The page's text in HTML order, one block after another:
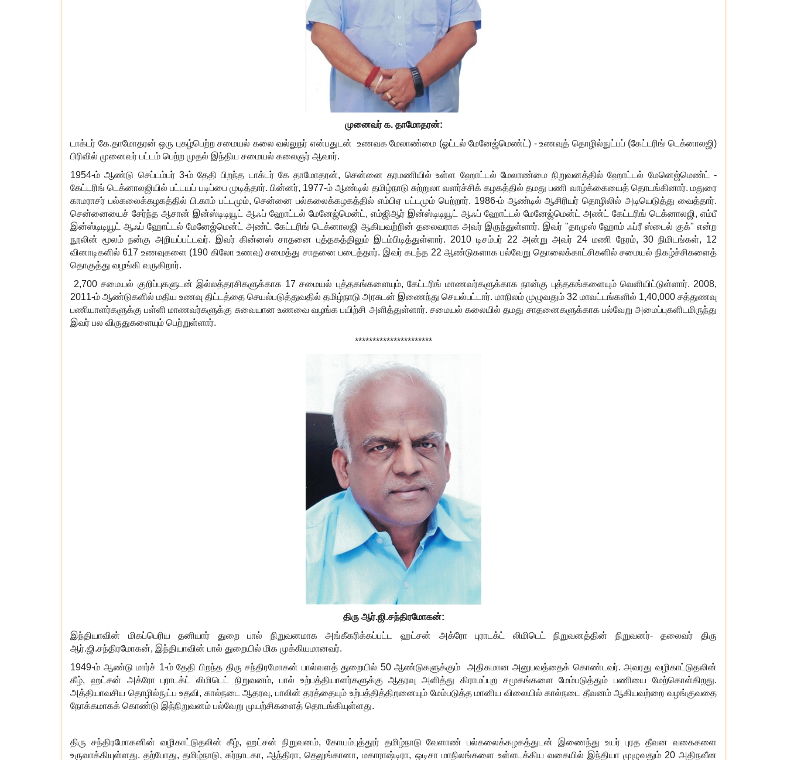
முனைவர் க. தாமோதரன்:
டாக்டர் கே.தாமோதரன் ஒரு புகழ்பெற்ற சமையல் கலை வல்லுநர் என்பதுடன் உணவக மேலாண்மை (ஓட்டல் மேனேஜ்மெண்ட்) - உணவுத் தொழில்நுட்பப் (கேட்டரிங் டெக்னாலஜி)
பிரிவில் முனைவர் பட்டம் பெற்ற முதல் இந்திய சமையல் கலைஞர் ஆவார்.
1954-ம் ஆண்டு செப்டம்பர் 3-ம் தேதி பிறந்த டாக்டர் கே தாமோதரன், சென்னை தரமணியில் உள்ள ஹோட்டல் மேலாண்மை நிறுவனத்தில் ஹோட்டல் மேனெஜ்மெண்ட் -
கேட்டரிங் டெக்னாலஜியில் பட்டயப் படிப்பை முடித்தார். பின்னர், 1977-ம் ஆண்டில் தமிழ்நாடு சுற்றுலா வளர்ச்சிக் கழகத்தில் தமது பணி வாழ்க்கையைத் தொடங்கினார். மதுரை
காமராசர் பல்கலைக்கழகத்தில் பி.காம் பட்டமும்,சென்னை பல்கலைக்கழகத்தில் எம்பிஏ பட்டமும் பெற்றார். 1986-ம் ஆண்டில் ஆசிரியர் தொழிலில் அடியெடுத்து வைத்தார்.
சென்னையைச் சேர்ந்த ஆசான் இன்ஸ்டிடியூட் ஆஃப் ஹோட்டல் மேனேஜ்மென்ட் , எம்ஜிஆர் இன்ஸ்டிடியூட் ஆஃப் ஹோட்டல் மேனேஜ்மென்ட் அண்ட் கேட்டரிங் டெக்னாலஜி, எம்பீ
இன்ஸ்டிடியூட் ஆஃப் ஹோட்டல் மேனேஜ்மென்ட் அண்ட் கேட்டரிங் டெக்னாலஜி ஆகியவற்றின் தலைவராக அவர் இருந்துள்ளார். இவர் "தாமுஸ் ஹோம் ஃப்ரீ ஸ்டைல் குக்" என்ற
நூலின் மூலம் நன்கு அறியப்பட்டவர். இவர் கின்னஸ் சாதனை புத்தகத்திலும் இடம்பிடித்துள்ளார். 2010 டிசம்பர் 22 அன்று அவர் 24 மணி நேரம், 30 நிமிடங்கள், 12
வினாடிகளில்617 உணவுகளை (190 கிலோ உணவு) சமைத்து சாதனை படைத்தார். இவர் கடந்த 22 ஆண்டுகளாக பல்வேறு தொலைக்காட்சிகளில் சமையல் நிகழ்ச்சிகளைத்
தொகுத்து வழங்கி வருகிறார்.
2,700 சமையல் குறிப்புகளுடன் இல்லத்தரசிகளுக்காக 17 சமையல் புத்தகங்களையும், கேட்டரிங் மாணவர்களுக்காக நான்கு புத்தகங்களையும் வெளியிட்டுள்ளார். 2008,
2011-ம் ஆண்டுகளில் மதிய உணவு திட்டத்தை செயல்படுத்துவதில் தமிழ்நாடு அரசுடன் இணைந்து செயல்பட்டார். மாநிலம் முழுவதும் 32 மாவட்டங்களில் 1,40,000 சத்துணவு
பணியாளர்களுக்கு பள்ளி மாணவர்களுக்கு சுவையான உணவை வழங்க பயிற்சி அளித்துள்ளார். சமையல் கலையில் தமது சாதனைகளுக்காக பல்வேறு அமைப்புகளிடமிருந்து
இவர் பல விருதுகளையும் பெற்றுள்ளார்.
**********************
திரு ஆர்.ஜி.சந்திரமோகன்:
இந்தியாவின் மிகப்பெரிய தனியார் துறை பால் நிறுவனமாக அங்கீகரிக்கப்பட்ட ஹட்சன் அக்ரோ புராடக்ட் லிமிடெட் நிறுவனத்தின் நிறுவனர்- தலைவர் திரு
ஆர்.ஜி.சந்திரமோகன், இந்தியாவின் பால் துறையில் மிக முக்கியமானவர்.
1949-ம் ஆண்டு மார்ச் 1-ம் தேதி பிறந்த திரு சந்திரமோகன் பால்வளத் துறையில் 50ஆண்டுகளுக்கும் அதிகமான அனுபவத்தைக் கொண்டவர். அவரது வழிகாட்டுதலின்
கீழ், ஹட்சன் அக்ரோ புராடக்ட் லிமிடெட் நிறுவனம், பால் உற்பத்தியாளர்களுக்கு ஆதரவு அளித்து கிராமப்புற சமூகங்களை மேம்படுத்தும் பணியை மேற்கொள்கிறது.
அத்தியாவசிய தொழில்நுட்ப உதவி, கால்நடை ஆதரவு, பாலின் தரத்தையும் உற்பத்தித்திறனையும் மேம்படுத்த மானிய விலையில் கால்நடை தீவனம் ஆகியவற்றை வழங்குவதை
நோக்கமாகக் கொண்டு இந்நிறுவனம் பல்வேறு முயற்சிகளைத் தொடங்கியுள்ளது.
திரு சந்திரமோகனின் வழிகாட்டுதலின் கீழ்,ஹட்சன் நிறுவனம், கோயம்புத்தூர் தமிழ்நாடு வேளாண் பல்கலைக்கழகத்துடன் இணைந்து உயர் புரத தீவன வகைகளை
உருவாக்கியுள்ளது. தற்போது,தமிழ்நாடு,கர்நாடகா,ஆந்திரா,தெலுங்கானா,மகாராஷ்டிரா, ஒடிசா மாநிலங்களை உள்ளடக்கிய வகையில் இந்தியா முழுவதும் 20அதிநவீன